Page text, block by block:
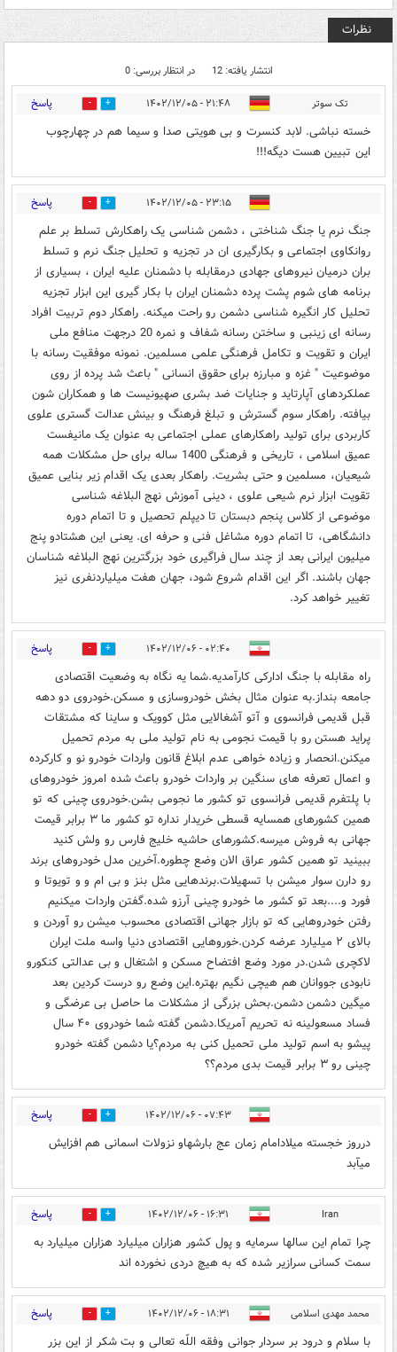
نظرات
انتشار یافته: 12 در انتظار بررسی: 0
تک سوتر ۲۱:۴۸ - ۱۴۰۲/۱۲/۰۵ 0 پاسخ
خسته نباشی. لابد کنسرت و بی هویتی صدا و سیما هم در چهارچوب
این تبیین هست دیگه!!!
۲۳:۱۵ - ۱۴۰۲/۱۲/۰۵ 0 پاسخ
جنگ نرم یا جنگ شناختی ، دشمن شناسی یک راهکارش تسلط بر علم
روانکاوی اجتماعی و بکارگیری ان در تجزیه و تحلیل جنگ نرم و تسلط
بران درمیان نیروهای جهادی درمقابله با دشمنان علیه ایران ، بسیاری از
برنامه های شوم پشت پرده دشمنان ایران با بکار گیری این ابزار تجزیه
تحلیل کار انگیره شناسی دشمن رو راحت میکنه. راهکار دوم تربیت افراد
رسانه ای زینبی و ساختن رسانه شفاف و نمره 20 درجهت منافع ملی
ایران و تقویت و تکامل فرهنگی علمی مسلمین. نمونه موفقیت رسانه با
موضوعیت " غزه و مبارزه برای حقوق انسانی " باعث شد پرده از روی
عملکردهای آپارتاید و جنایات ضد بشری صهیونیست ها و همکاران شون
بیافته. راهکار سوم گسترش و تبلغ فرهنگ و بینش عدالت گستری علوی
کاربردی برای تولید راهکارهای عملی اجتماعی به عنوان یک مانیفست
عمیق اسلامی ، تاریخی و فرهنگی 1400 ساله برای حل مشکلات همه
شیعیان، مسلمین و حتی بشریت. راهکار بعدی یک اقدام زیر بنایی عمیق
تقویت ابزار نرم شیعی علوی ، دینی آموزش نهج البلاغه شناسی
موضوعی از کلاس پنجم دبستان تا دیپلم تحصیل و تا اتمام دوره
دانشگاهی، تا اتمام دوره مشاغل فنی و حرفه ای. یعنی این هشتادو پنج
میلیون ایرانی بعد از چند سال فراگیری خود بزرگترین نهج البلاغه شناسان
جهان باشند. اگر این اقدام شروع شود، جهان هفت میلیاردنفری نیز
تغییر خواهد کرد.
۰۲:۴۰ - ۱۴۰۲/۱۲/۰۶ 0 پاسخ
راه مقابله با جنگ ادارکی کارآمدیه.شما یه نگاه به وضعیت اقتصادی
جامعه بنداز.به عنوان مثال بخش خودروسازی و مسکن.خودروی دو دهه
قبل قدیمی فرانسوی و آتو آشغالایی مثل کوویک و ساینا که مشتقات
پراید هستن رو با قیمت نجومی به نام تولید ملی به مردم تحمیل
میکنن.انحصار و زیاده خواهی عدم ابلاغ قانون واردات خودرو نو و کارکرده
و اعمال تعرفه های سنگین بر واردات خودرو باعث شده امروز خودروهای
با پلتفرم قدیمی فرانسوی تو کشور ما نجومی بشن.خودروی چینی که تو
همین کشورهای همسایه قسطی خریدار نداره تو کشور ما ۳ برابر قیمت
جهانی به فروش میرسه.کشورهای حاشیه خلیج فارس رو ولش کنید
ببینید تو همین کشور عراق الان وضع چطوره.آخرین مدل خودروهای برند
رو دارن سوار میشن با تسهیلات.برندهایی مثل بنز و بی ام و و تویوتا و
فورد و....بعد تو کشور ما خودرو چینی آرزو شده.گفتن واردات میکنیم
رفتن خودروهایی که تو بازار جهانی اقتصادی محسوب میشن رو آوردن و
بالای ۲ میلیارد عرضه کردن.خوروهایی اقتصادی دنیا واسه ملت ایران
لاکچری شدن.در مورد وضع افتضاح مسکن و اشتغال و بی عدالتی کنکورو
نابودی جووانان هم هیچی نگیم بهتره.این وضع رو درست کردین بعد
میگین دشمن دشمن.بحش بزرگی از مشکلات ما حاصل بی عرضگی و
فساد مسعولینه نه تحریم آمریکا.دشمن گفته شما خودروی ۴۰ سال
پیشو به اسم تولید ملی تحمیل کنی به مردم؟یا دشمن گفته خودرو
چینی رو ۳ برابر قیمت بدی مردم؟؟
۰۷:۴۳ - ۱۴۰۲/۱۲/۰۶ 2 پاسخ
درروز خجسته میلادامام زمان عج بارشهاو نزولات اسمانی هم افزایش
میآبد
Iran ۱۶:۳۱ - ۱۴۰۲/۱۲/۰۶ 5 پاسخ
چرا تمام این سالها سرمایه و پول کشور هزاران میلیارد هزاران میلیارد به
سمت کسانی سرازیر شده که به هیچ دردی نخورده اند
محمد مهدی اسلامی ۱۸:۳۱ - ۱۴۰۲/۱۲/۰۶ 2 پاسخ
با سلام و درود بر سردار جوانی وفقه اللّه تعالی و بت شکر از این بزر